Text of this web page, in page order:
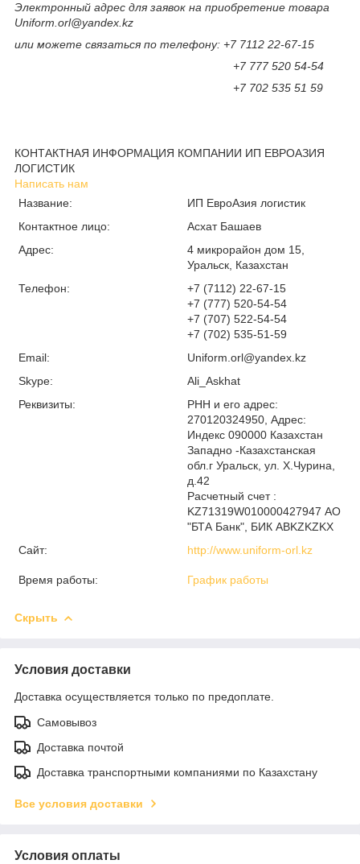
Электронный адрес для заявок на приобретение товара
Uniform.orl@yandex.kz
или можете связаться по телефону: +7 7112 22-67-15
+7 777 520 54-54
+7 702 535 51 59
КОНТАКТНАЯ ИНФОРМАЦИЯ КОМПАНИИ ИП ЕВРОАЗИЯ
ЛОГИСТИК
Написать нам
Название:
ИП ЕвроАзия логистик
Контактное лицо:
Асхат Башаев
Адрес:
4 микрорайон дом 15,
Уральск, Казахстан
Телефон:
+7 (7112) 22-67-15
+7 (777) 520-54-54
+7 (707) 522-54-54
+7 (702) 535-51-59
Email:
Uniform.orl@yandex.kz
Skype:
Ali_Askhat
Реквизиты:
РНН и его адрес:
270120324950, Адрес:
Индекс 090000 Казахстан
Западно -Казахстанская
обл.г Уральск, ул. Х.Чурина,
д.42
Расчетный счет :
KZ71319W010000427947 АО
"БТА Банк", БИК ABKZKZKX
Сайт:
http://www.uniform-orl.kz
Время работы: График работы
Скрыть
Условия доставки
Доставка осуществляется только по предоплате.
Самовывоз
Доставка почтой
Доставка транспортными компаниями по Казахстану
Все условия доставки
Условия оплаты